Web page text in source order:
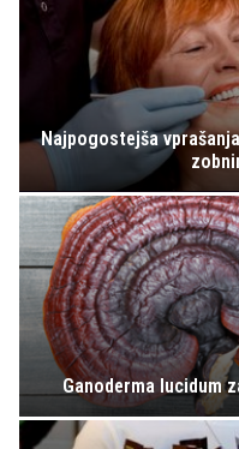
Najpogostejša
Ganoderma lucidum